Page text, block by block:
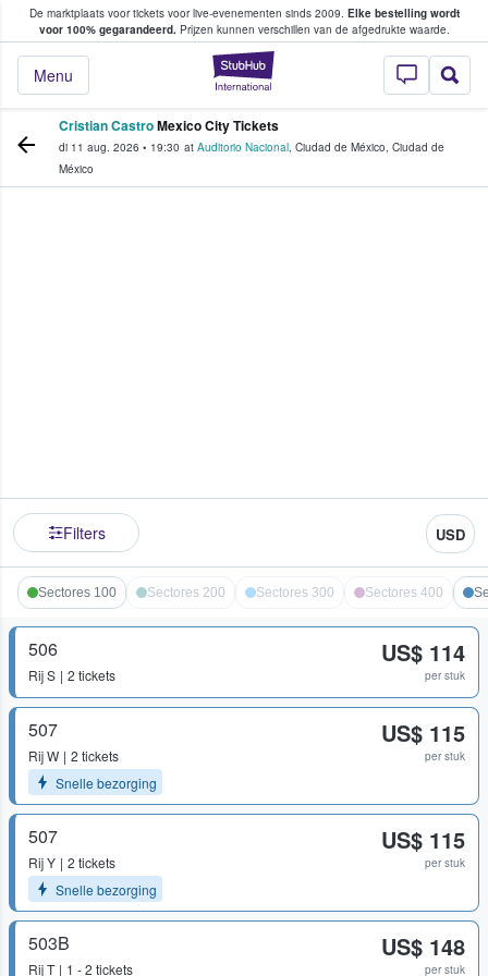
De marktplaats voor tickets voor live-evenementen sinds 2009. Elke bestelling wordt
voor 100% gegarandeerd.Prijzen kunnen verschillen van de afgedrukte waarde.
StubHub: waar
Menu
tickets kopen en verkopen
Cristian CastroMexico City Tickets
di 11 aug. 2026 • 19:30 at Auditorio Nacional, Ciudad de México, Ciudad de
México
Filters USD
Sectores 100 Sectores 200 Sectores 300 Sectores 400
506
RijS 2 tickets
US$ 114
per stuk
507
RijW
2 tickets
Snelle bezorging
US$ 115
per stuk
507
RijY
2 tickets
Snelle bezorging
US$ 115
per stuk
503B
RijT 1 - 2 tickets
US$ 148
per stuk